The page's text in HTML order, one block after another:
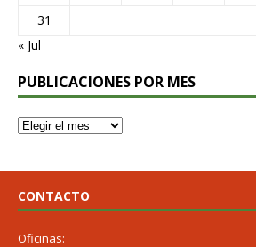
31
« Jul
PUBLICACIONES POR MES
CONTACTO
Oficinas: